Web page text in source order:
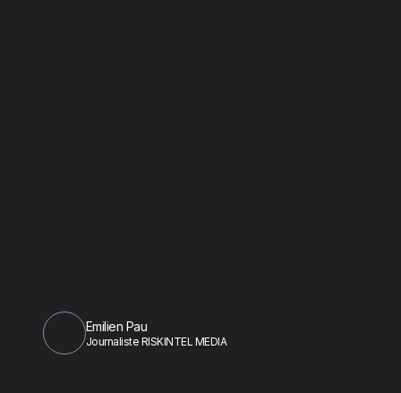
Emilien Pau
Journaliste RISKINTEL MEDIA